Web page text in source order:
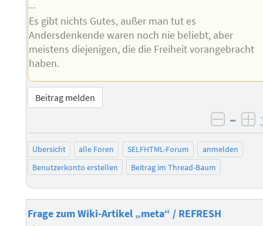
--
Es gibt nichts Gutes, außer man tut es
Andersdenkende waren noch nie beliebt, aber
meistens diejenigen, die die Freiheit vorangebracht
haben.
Beitrag melden
–
Übersicht alle Foren SELFHTML-Forum
anmelden
Benutzerkonto erstellen
Beitrag im Thread-Baum
Frage zum Wiki-Artikel „meta“ / REFRESH